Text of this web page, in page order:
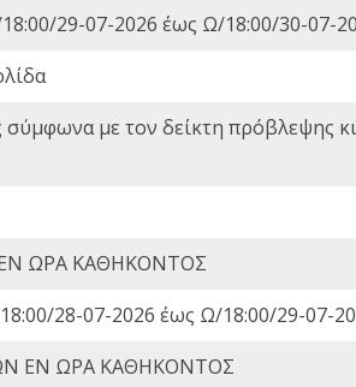
29-07-2026 έως Ω/18:00/30-07-
με τον δείκτη πρόβλεψης
ΩΡΑ ΚΑΘΗΚΟΝΤΟΣ
28-07-2026 έως Ω/18:00/29-07-
ΕΝ ΩΡΑ ΚΑΘΗΚΟΝΤΟΣ